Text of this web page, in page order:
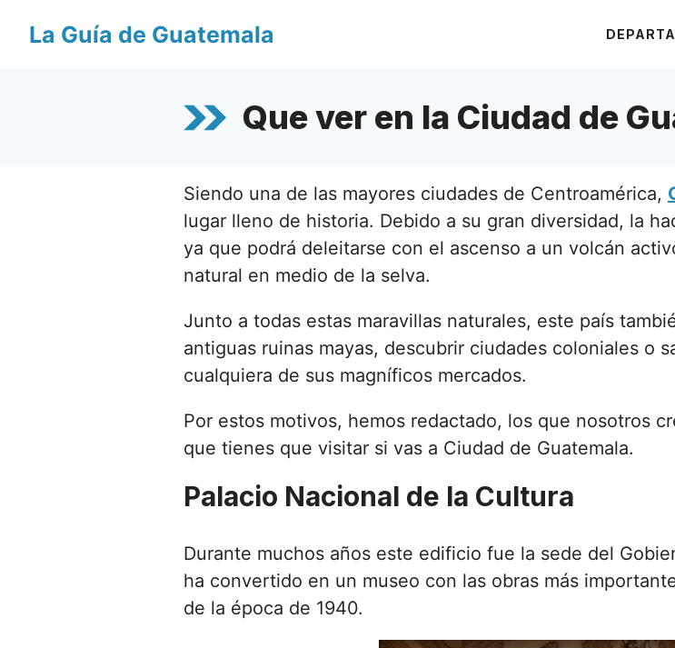
La Guía de Guatemala
Que ver en la Ciudad de
Siendo una de las mayores ciudades de Centroamérica,
lugar lleno de historia. Debido a su gran diversidad, la
ya que podrá deleitarse con el ascenso a un volcán
natural en medio de la selva.
Junto a todas estas maravillas naturales, este país
antiguas ruinas mayas, descubrir ciudades coloniales o
cualquiera de sus magníficos mercados.
Por estos motivos, hemos redactado, los que nosotros
que tienes que visitar si vas a Ciudad de Guatemala.
Palacio Nacional de la Cultura
Durante muchos años este edificio fue la sede del
ha convertido en un museo con las obras más
de la época de 1940.